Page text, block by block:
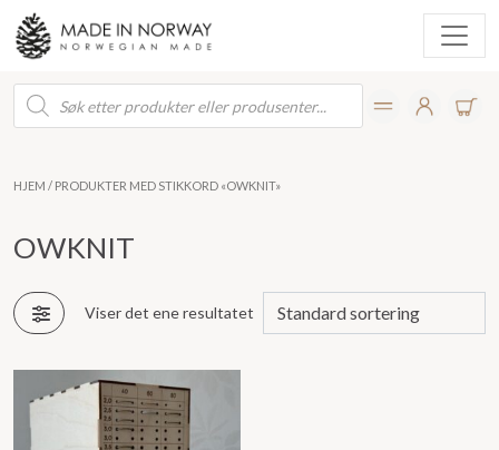
Products
search
HJEM / PRODUKTER MED STIKKORD «OWKNIT»
OWKNIT
Viser det ene resultatet